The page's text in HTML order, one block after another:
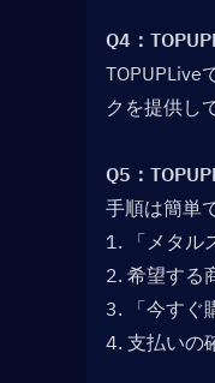
Q4：
クを提供し
Q5：
手順は簡単
1. 「メタル
2. 希望する
3. 「今すぐ
4. 支払いの